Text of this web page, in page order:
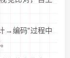
→编码”过程中